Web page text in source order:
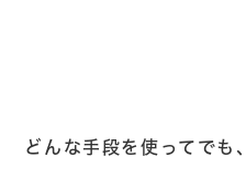
どんな手段を使ってでも、